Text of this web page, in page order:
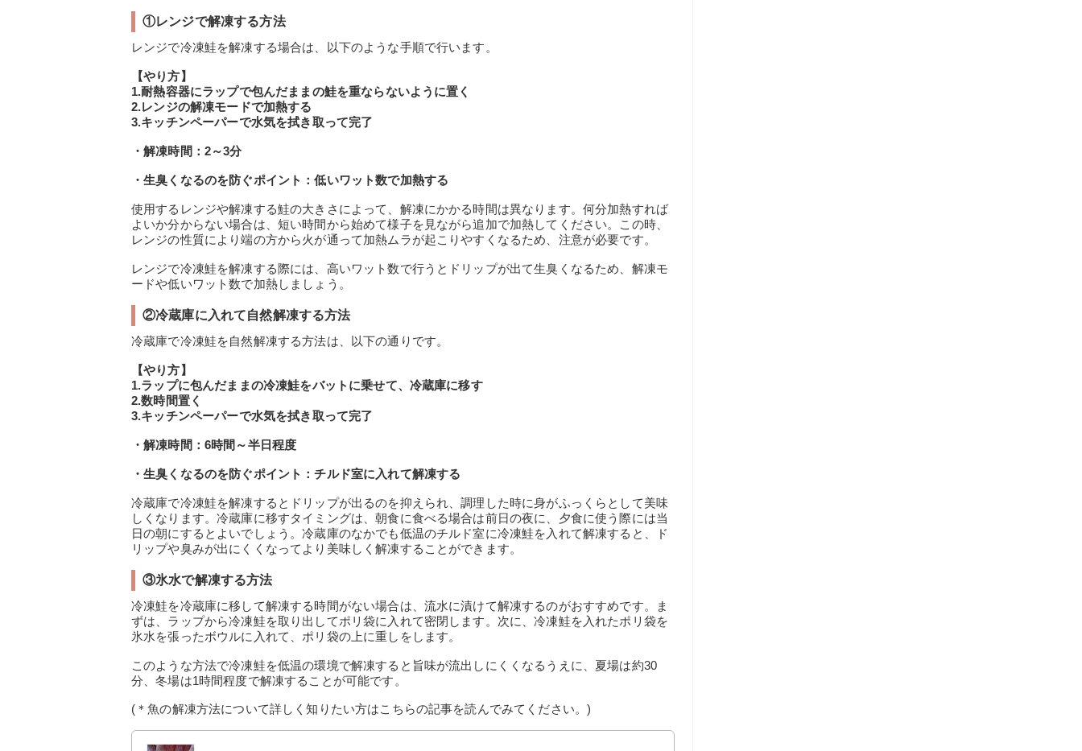
①レンジで解凍する方法
レンジで冷凍鮭を解凍する場合は、以下のような手順で行います。
【やり方】
1.耐熱容器にラップで包んだままの鮭を重ならないように置く
2.レンジの解凍モードで加熱する
3.キッチンペーパーで水気を拭き取って完了
・解凍時間：2～3分
・生臭くなるのを防ぐポイント：低いワット数で加熱する
使用するレンジや解凍する鮭の大きさによって、解凍にかかる時間は異なります。何分加熱すれば
よいか分からない場合は、短い時間から始めて様子を見ながら追加で加熱してください。この時、
レンジの性質により端の方から火が通って加熱ムラが起こりやすくなるため、注意が必要です。
レンジで冷凍鮭を解凍する際には、高いワット数で行うとドリップが出て生臭くなるため、解凍モ
ードや低いワット数で加熱しましょう。
②冷蔵庫に入れて自然解凍する方法
冷蔵庫で冷凍鮭を自然解凍する方法は、以下の通りです。
【やり方】
1.ラップに包んだままの冷凍鮭をバットに乗せて、冷蔵庫に移す
2.数時間置く
3.キッチンペーパーで水気を拭き取って完了
・解凍時間：6時間～半日程度
・生臭くなるのを防ぐポイント：チルド室に入れて解凍する
冷蔵庫で冷凍鮭を解凍するとドリップが出るのを抑えられ、調理した時に身がふっくらとして美味
しくなります。冷蔵庫に移すタイミングは、朝食に食べる場合は前日の夜に、夕食に使う際には当
日の朝にするとよいでしょう。冷蔵庫のなかでも低温のチルド室に冷凍鮭を入れて解凍すると、ド
リップや臭みが出にくくなってより美味しく解凍することができます。
③氷水で解凍する方法
冷凍鮭を冷蔵庫に移して解凍する時間がない場合は、流水に漬けて解凍するのがおすすめです。ま
ずは、ラップから冷凍鮭を取り出してポリ袋に入れて密閉します。次に、冷凍鮭を入れたポリ袋を
氷水を張ったボウルに入れて、ポリ袋の上に重しをします。
このような方法で冷凍鮭を低温の環境で解凍すると旨味が流出しにくくなるうえに、夏場は約30
分、冬場は1時間程度で解凍することが可能です。
(＊魚の解凍方法について詳しく知りたい方はこちらの記事を読んでみてください。)